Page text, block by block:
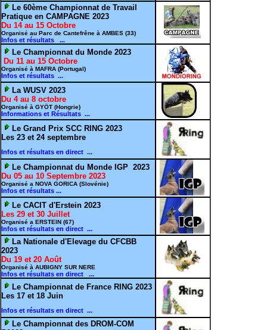
Le 60ème Championnat de Travail
Pratique en CAMPAGNE 2023
Du 14 au 15 Octobre
Organisé au Parc de Cantefrêne à AMBES (33)
Infos et résultats ...
Le Championnat du Monde 2023
Du 11 au 15 Octobre
Organisé à MAFRA (Portugal)
Infos et résultats ...
La WUSV 2023
Du 4 au 8 octobre
Organisé à GYÖT (Hongrie)
Informations et Résultats ...
Le Grand Prix SCC RING 2023
Les 23 et 24 septembre
Infos et résultats en direct ...
Le Championnat du Monde IGP 2023
Du 05 au 10 Septembre 2023
Organisé a NOVA GORICA (Slovénie)
Infos et résultats ...
Le CACIT d'Erstein 2023
Les 29 et 30 Juillet
Organisé a ERSTEIN (67)
Infos et résultats en direct ...
La Nationale d'Elevage du CFCBB
2023
Du 19 et 20 Août
Organisé à AUBIGNY SUR NERE
Infos et résultats en direct ...
Le Championnat de France RING 2023
Les 17 et 18 Juin
Infos et résultats en direct ...
Le Championnat des DROM-COM